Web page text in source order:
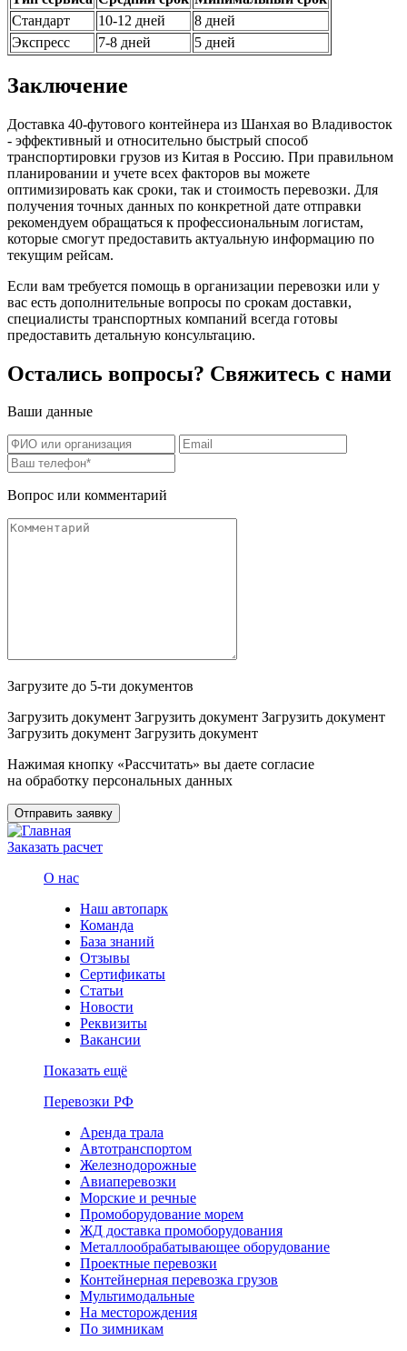
Стандарт
10-12 дней
8 дней
Экспресс
7-8 дней 5 дней
Заключение
Доставка 40-футового контейнера из Шанхая во Владивосток
- эффективный и относительно быстрый способ
транспортировки грузов из Китая в Россию. При правильном
планировании и учете всех факторов вы можете
оптимизировать как сроки, так и стоимость перевозки. Для
получения точных данных по конкретной дате отправки
рекомендуем обращаться к профессиональным логистам,
которые смогут предоставить актуальную информацию по
текущим рейсам.
Если вам требуется помощь в организации перевозки или у
вас есть дополнительные вопросы по срокам доставки,
специалисты транспортных компаний всегда готовы
предоставить детальную консультацию.
Остались вопросы? Свяжитесь с нами
Ваши данные
Вопрос или комментарий
Загрузите до 5-ти документов
Загрузить документ Загрузить документ Загрузить документ
Загрузить документ Загрузить документ
Нажимая кнопку «Рассчитать» вы даете согласие
на обработку персональных данных
Отправить заявку
Заказать расчет
О нас
Наш автопарк
Команда
База знаний
Отзывы
Сертификаты
Статьи
Новости
Реквизиты
Вакансии
Показать ещё
Перевозки РФ
Аренда трала
Автотранспортом
Железнодорожные
Авиаперевозки
Морские и речные
Промоборудование морем
ЖД доставка промоборудования
Металлообрабатывающее оборудование
Проектные перевозки
Контейнерная перевозка грузов
Мультимодальные
На месторождения
По зимникам